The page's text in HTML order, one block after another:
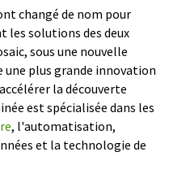
changé de nom pour
les solutions des deux
sous une nouvelle
plus grande innovation
la découverte
est spécialisée dans les
, l'automatisation,
et la technologie de